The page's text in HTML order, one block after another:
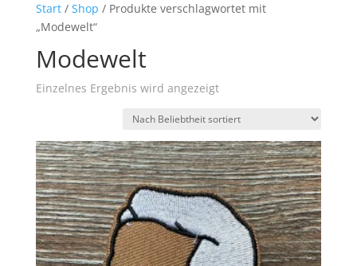
Start/ Shop / Produkte verschlagwortet mit
„Modewelt“
Modewelt
Einzelnes Ergebnis wird angezeigt